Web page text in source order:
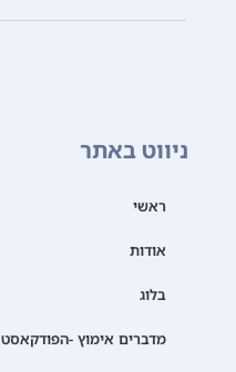
ניווט באתר
ראשי
אודות
בלוג
מדברים אימוץ -הפודקאסט